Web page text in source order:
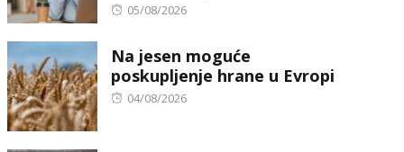
Posted
05/08/2026
Na jesen moguće
poskupljenje hrane u Evropi
Posted
04/08/2026